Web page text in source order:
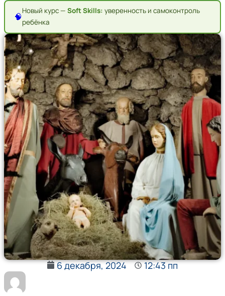
🧠
Новый курс — Soft Skills: уверенность и самоконтроль
ребёнка
6 декабря, 2024 12:43 пп